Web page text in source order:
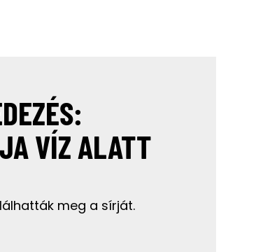
VÍZ ALATT
meg a sírját.